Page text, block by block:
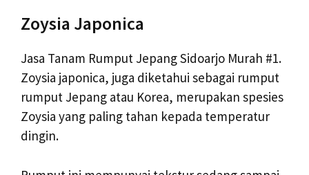
Zoysia Japonica
Jasa Tanam Rumput Jepang Sidoarjo Murah #1.
Zoysia japonica, juga diketahui sebagai rumput
rumput Jepang atau Korea, merupakan spesies
Zoysia yang paling tahan kepada temperatur
dingin.